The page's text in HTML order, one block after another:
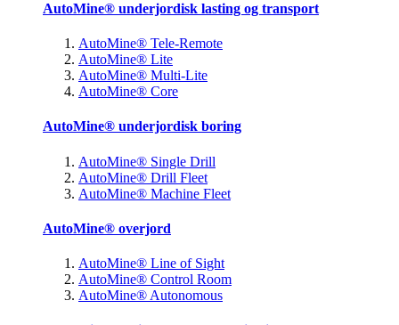
AutoMine® underjordisk lasting og transport
AutoMine® Tele-Remote
AutoMine® Lite
AutoMine® Multi-Lite
AutoMine® Core
AutoMine® underjordisk boring
AutoMine® Single Drill
AutoMine® Drill Fleet
AutoMine® Machine Fleet
AutoMine® overjord
AutoMine® Line of Sight
AutoMine® Control Room
AutoMine® Autonomous